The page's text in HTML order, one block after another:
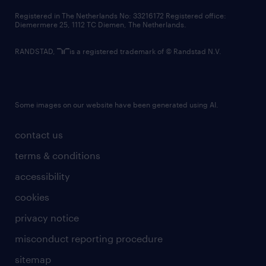
contact us
terms & conditions
accessibility
cookies
privacy notice
misconduct reporting procedure
sitemap
Registered in The Netherlands No: 33216172 Registered office:
Diemermere 25, 1112 TC Diemen, The Netherlands.
RANDSTAD, is a registered trademark of © Randstad N.V.
Some images on our website have been generated using AI.